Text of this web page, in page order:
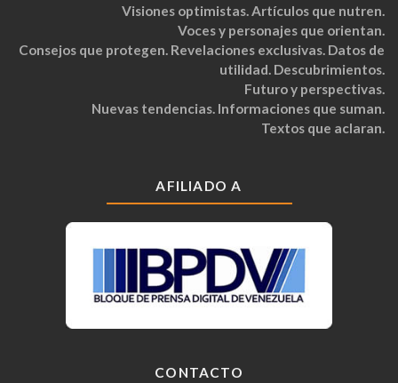
Visiones optimistas. Artículos que nutren.
Voces y personajes que orientan.
Consejos que protegen. Revelaciones exclusivas. Datos de
utilidad. Descubrimientos.
Futuro y perspectivas.
Nuevas tendencias. Informaciones que suman.
Textos que aclaran.
AFILIADO A
CONTACTO